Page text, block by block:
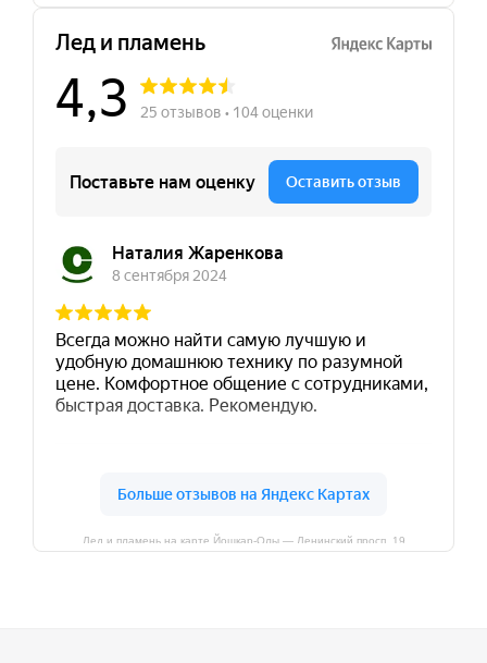
Лед и пламень на карте Йошкар‑Олы — Ленинский просп.,19